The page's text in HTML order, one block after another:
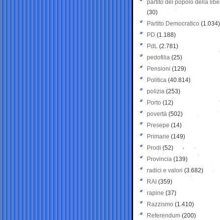
partito del popolo della
(30)
Partito Democratico (1.034)
PD (1.188)
PdL (2.781)
pedofilia (25)
Pensioni (129)
Politica (40.814)
polizia (253)
Porto (12)
povertà (502)
Presepe (14)
Primarie (149)
Prodi (52)
Provincia (139)
radici e valori (3.682)
RAI (359)
rapine (37)
Razzismo (1.410)
Referendum (200)